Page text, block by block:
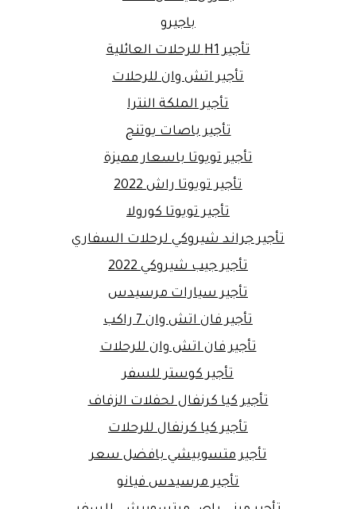
باجيرو
تأجير H1 للرحلات العائلية
تأجير اتش وان للرحلات
تأجير الملكة النترا
تأجير باصات يوتنج
تأجير تويوتا باسعار مميزة
تأجير تويوتا راش 2022
تأجير تويوتا كورولا
تأجير جراند شيروكي لرحلات السفاري
تأجير جيب شيروكي 2022
تأجير سيارات مرسيدس
تأجير فان اتش وان 7 راكب
تأجير فان اتش وان للرحلات
تأجير كوستر للسفر
تأجير كيا كرنفال لحفلات الزفاف
تأجير كيا كرنفال للرحلات
تأجير متسوبيشي بافضل سعر
تأجير مرسيدس فيانو